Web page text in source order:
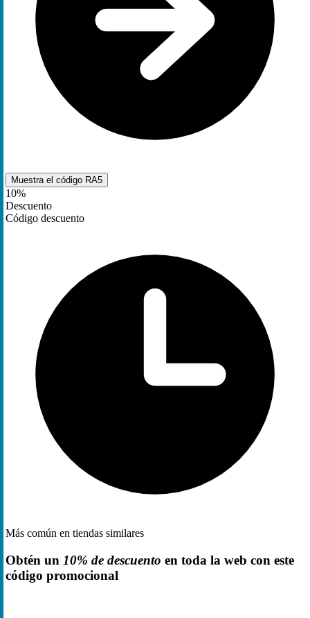
Muestra el código RA5
10%
Descuento
Código descuento
Más común en tiendas similares
Obtén un 10% de descuento en toda la web con este
código promocional